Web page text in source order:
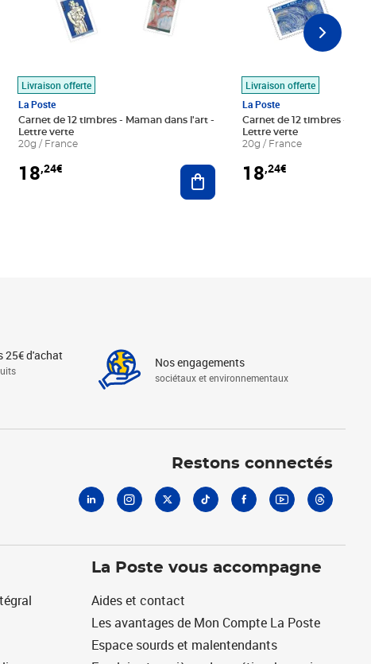
au panier
Livraison offerte
La Poste
Carnet de 12 timbres - Maman dans l'art -
Lettre verte
20g / France
18,24€ Ajouter au panier
Livraison offerte
La Poste
Carnet de 12 timbres - Le
Lettre verte
20g / France
18,24€
25€ d'achat Nos engagements
sociétaux et environnementaux
Restons connectés
La Poste vous accompagne
Aides et contact
Les avantages de Mon Compte La Poste
Espace sourds et malentendants